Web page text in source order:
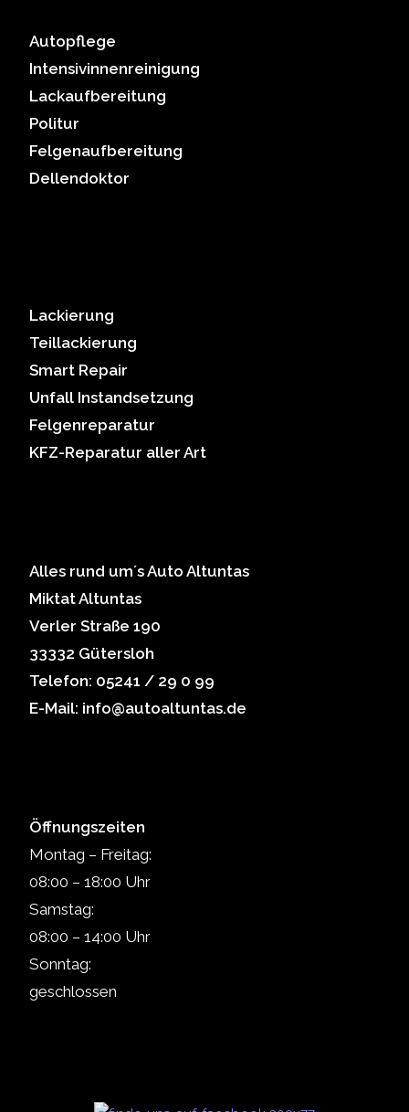
Autopflege
Intensivinnenreinigung
Lackaufbereitung
Politur
Felgenaufbereitung
Dellendoktor
Lackierung
Teillackierung
Smart Repair
Unfall Instandsetzung
Felgenreparatur
KFZ-Reparatur aller Art
Alles rund um´s Auto Altuntas
Miktat Altuntas
Verler Straße 190
33332 Gütersloh
Telefon: 05241 / 29 0 99
E-Mail: info@autoaltuntas.de
Öffnungszeiten
Montag – Freitag:
08:00 – 18:00 Uhr
Samstag:
08:00 – 14:00 Uhr
Sonntag:
geschlossen